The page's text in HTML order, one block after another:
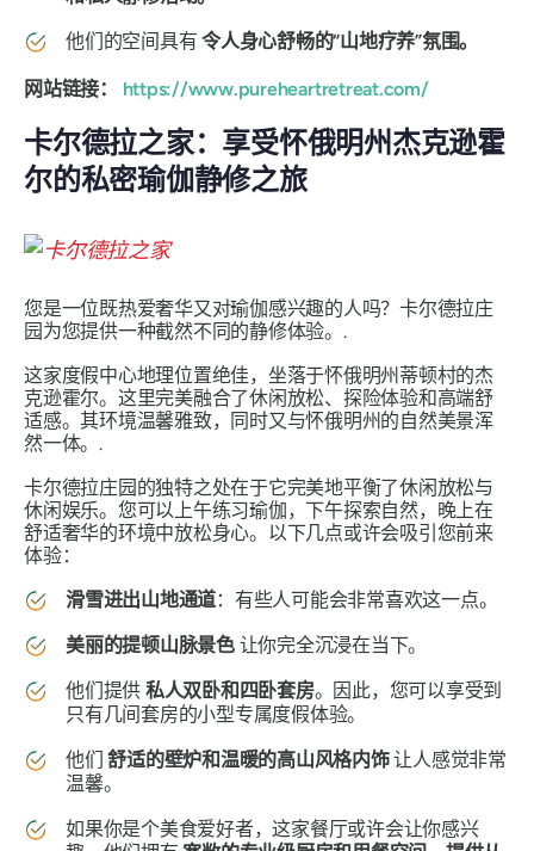
他们的空间具有令人身心舒畅的“山地疗养”氛围。
网站链接： https://www.pureheartretreat.com/
卡尔德拉之家：享受怀俄明州杰克逊霍
尔的私密瑜伽静修之旅
您是一位既热爱奢华又对瑜伽感兴趣的人吗？卡尔德拉庄
园为您提供一种截然不同的静修体验。.
这家度假中心地理位置绝佳，坐落于怀俄明州蒂顿村的杰
克逊霍尔。这里完美融合了休闲放松、探险体验和高端舒
适感。其环境温馨雅致，同时又与怀俄明州的自然美景浑
然一体。.
卡尔德拉庄园的独特之处在于它完美地平衡了休闲放松与
休闲娱乐。您可以上午练习瑜伽，下午探索自然，晚上在
舒适奢华的环境中放松身心。以下几点或许会吸引您前来
体验：
滑雪进出山地通道：有些人可能会非常喜欢这一点。
美丽的提顿山脉景色 让你完全沉浸在当下。
他们提供 私人双卧和四卧套房。因此，您可以享受到
只有几间套房的小型专属度假体验。
他们舒适的壁炉和温暖的高山风格内饰让人感觉非常
温馨。
如果你是个美食爱好者，这家餐厅或许会让你感兴